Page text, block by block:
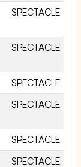
SPECTACLE
SPECTACLE
SPECTACLE
SPECTACLE
SPECTACLE
SPECTACLE